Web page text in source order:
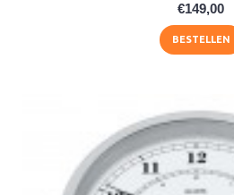
€149,00
BESTELLEN